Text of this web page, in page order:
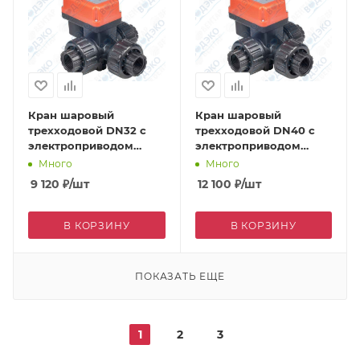
Кран шаровый
трехходовой DN32 с
электроприводом
DC24V (Q91402-32) ВР
Много
9 120 ₽/шт
В КОРЗИНУ
Кран шаровый
трехходовой DN40 с
электроприводом
DC24V (Q914013-40) ВР
Много
12 100 ₽/шт
В КОРЗИНУ
ПОКАЗАТЬ ЕЩЕ
1 2 3